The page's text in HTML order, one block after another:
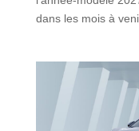
dans les mois à